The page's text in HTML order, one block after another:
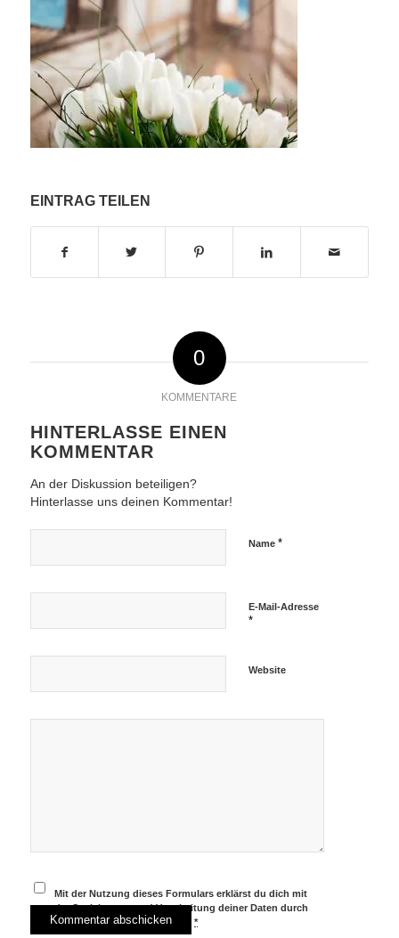
EINTRAG TEILEN
0
KOMMENTARE
HINTERLASSE EINEN
KOMMENTAR
An der Diskussion beteiligen?
Hinterlasse uns deinen Kommentar!
Name *
E-Mail-Adresse
*
Website
Mit der Nutzung dieses Formulars erklärst du dich mit
der Speicherung und Verarbeitung deiner Daten durch
diese Website einverstanden.*